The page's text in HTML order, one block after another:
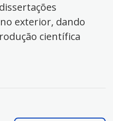
exterior, dando
científica